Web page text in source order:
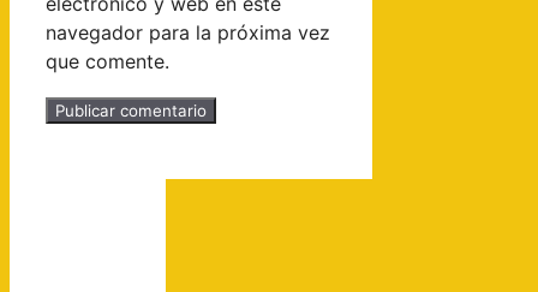
navegador para la próxima vez
que comente.